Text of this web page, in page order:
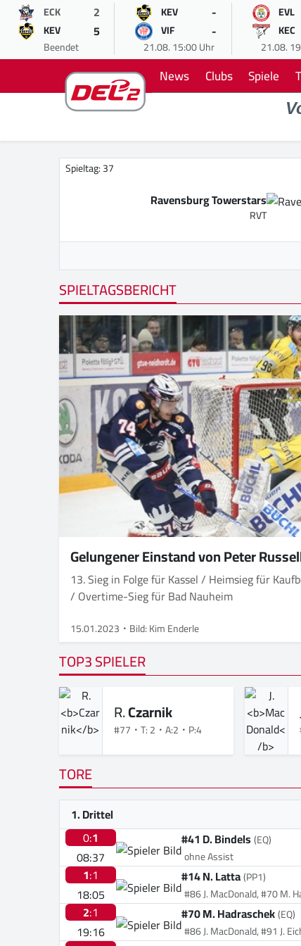
ECK 2
KEV 5
Beendet
KEV -
VIF -
21.08. 15:00 Uhr
EVL
KEC
21.08.
News Clubs Spiele
Spieltag: 37
Ravensburg Towerstars
RVT
SPIELTAGSBERICHT
Gelungener Einstand von Peter
13. Sieg in Folge für Kassel / Heimsieg für
/ Overtime-Sieg für Bad Nauheim
15.01.2023 Bild: Kim Enderle
TOP3 SPIELER
R.Czarnik
#77 T: 2 A:2 P:4
TORE
1. Drittel
0:1
08:37
#41 D. Bindels(EQ)
ohne Assist
1:1
18:05
#14 N. Latta(PP1)
#86 J. MacDonald, #70 M.
2:1
19:16
#70 M. Hadraschek(EQ)
#86 J. MacDonald, #91 J.